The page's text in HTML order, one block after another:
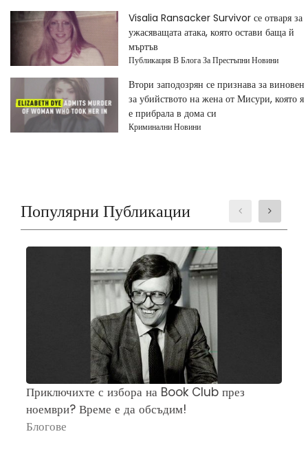
Visalia Ransacker Survivor се отваря за
ужасяващата атака, която остави баща й
мъртъв
Публикация В Блога За Престъпни Новини
Втори заподозрян се признава за виновен
за убийството на жена от Мисури, която я
е прибрала в дома си
Криминални Новини
Популярни Публикации
Приключихте с избора на Book Club през
ноември? Време е да обсъдим!
Блогове